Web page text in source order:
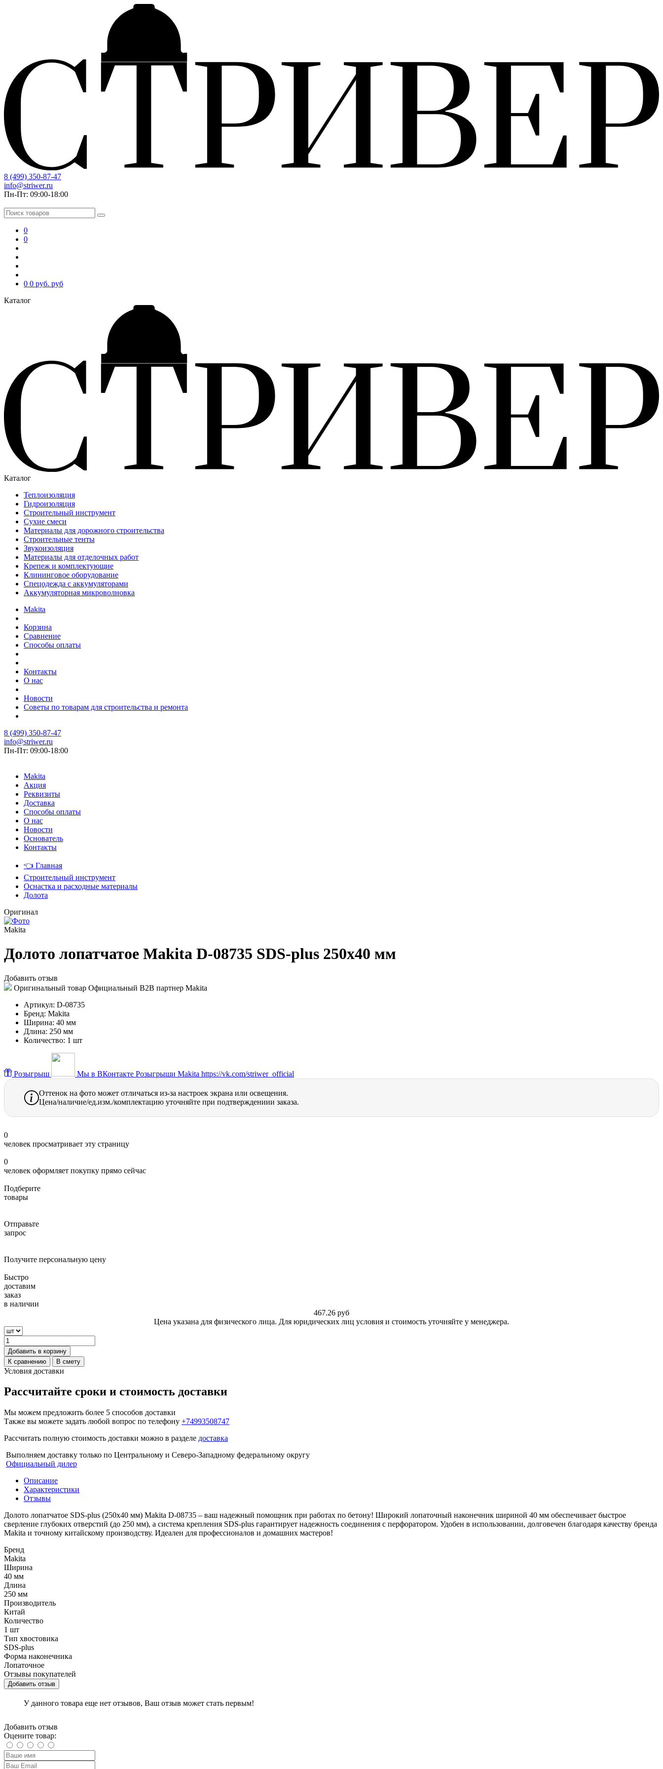
8 (499) 350-87-47
info@striwer.ru
Пн-Пт: 09:00-18:00
0
0
0 0 руб. руб
Каталог
Каталог
Теплоизоляция
Гидроизоляция
Строительный инструмент
Сухие смеси
Материалы для дорожного строительства
Строительные тенты
Звукоизоляция
Материалы для отделочных работ
Крепеж и комплектующие
Клининговое оборудование
Спецодежда с аккумуляторами
Аккумуляторная микроволновка
Makita
Корзина
Сравнение
Способы оплаты
Контакты
О нас
Новости
Советы по товарам для строительства и ремонта
8 (499) 350-87-47
info@striwer.ru
Пн-Пт: 09:00-18:00
Makita
Акция
Реквизиты
Доставка
Способы оплаты
О нас
Новости
Основатель
Контакты
👈 Главная
Строительный инструмент
Оснастка и расходные материалы
Долота
Оригинал
Makita
Долото лопатчатое Makita D-08735 SDS-plus 250х40 мм
Добавить отзыв
Оригинальный товар Официальный B2B партнер Makita
Артикул: D-08735
Бренд: Makita
Ширина: 40 мм
Длина: 250 мм
Количество: 1 шт
Розыгрыш Мы в ВКонтакте Розыгрыши Makita https://vk.com/striwer_official
Оттенок на фото может отличаться из-за настроек экрана или освещения.
Цена/наличие/ед.изм./комплектацию уточняйте при подтверждениии заказа.
0
человек просматривает эту страницу
0
человек оформляет покупку прямо сейчас
Подберите
товары
Отправьте
запрос
Получите персональную цену
Быстро
доставим
заказ
в наличии
467.26 руб
Цена указана для физического лица. Для юридических лиц условия и стоимость уточняйте у менеджера.
Добавить в корзину
К сравнению
В смету
Условия доставки
Рассчитайте сроки и стоимость доставки
Мы можем предложить более 5 способов доставки
Также вы можете задать любой вопрос по телефону +74993508747
Рассчитать полную стоимость доставки можно в разделе доставка
Выполняем доставку только по Центральному и Северо-Западному федеральному округу
Официальный дилер
Описание
Характеристики
Отзывы
Долото лопатчатое SDS-plus (250х40 мм) Makita D-08735 – ваш надежный помощник при работах по бетону! Широкий лопаточный наконечник шириной 40 мм обеспечивает быстрое
сверление глубоких отверстий (до 250 мм), а система крепления SDS-plus гарантирует надежность соединения с перфоратором. Удобен в использовании, долговечен благодаря качеству бренда
Makita и точному китайскому производству. Идеален для профессионалов и домашних мастеров!
Бренд
Makita
Ширина
40 мм
Длина
250 мм
Производитель
Китай
Количество
1 шт
Тип хвостовика
SDS-plus
Форма наконечника
Лопаточное
Отзывы покупателей
Добавить отзыв
У данного товара еще нет отзывов, Ваш отзыв может стать первым!
Добавить отзыв
Оцените товар: